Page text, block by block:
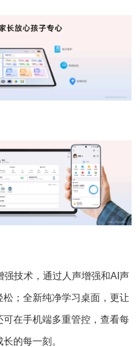
技术，通过人声增强和AI声
；全新纯净学习桌面，更让
在手机端多重管控，查看每
的每一刻。